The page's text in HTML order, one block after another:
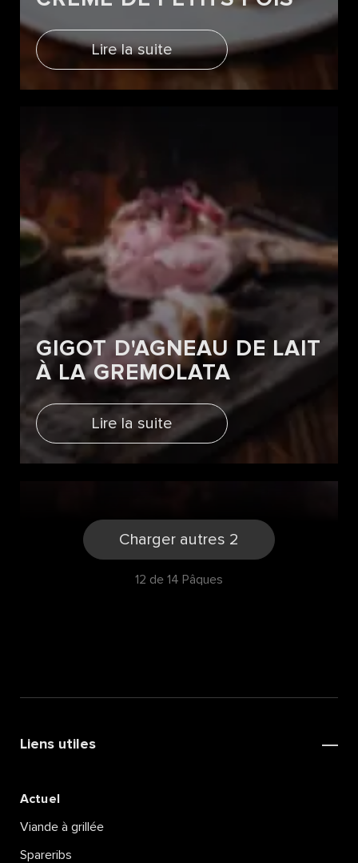
Lire la suite
GIGOT D'AGNEAU DE LAIT
À LA GREMOLATA
Lire la suite
FAUX RISOTTO ET D'UN
BROCOLIS
Charger autres 2
12 de 14 Pâques
Liens utiles
Actuel
Viande à grillée
Spareribs